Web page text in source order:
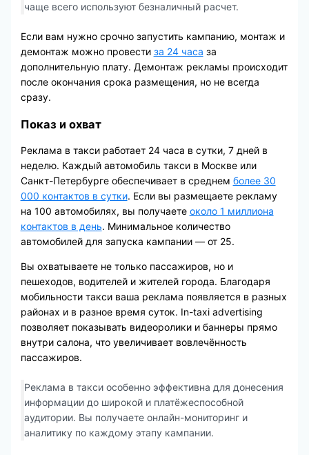
чаще всего используют безналичный расчет.
Если вам нужно срочно запустить кампанию, монтаж и
демонтаж можно провести за 24 часа за
дополнительную плату. Демонтаж рекламы происходит
после окончания срока размещения, но не всегда
сразу.
Показ и охват
Реклама в такси работает 24 часа в сутки, 7 дней в
неделю. Каждый автомобиль такси в Москве или
Санкт-Петербурге обеспечивает в среднем более 30
000 контактов в сутки. Если вы размещаете рекламу
на 100 автомобилях, вы получаете около 1 миллиона
контактов в день. Минимальное количество
автомобилей для запуска кампании — от 25.
Вы охватываете не только пассажиров, но и
пешеходов, водителей и жителей города. Благодаря
мобильности такси ваша реклама появляется в разных
районах и в разное время суток. In-taxi advertising
позволяет показывать видеоролики и баннеры прямо
внутри салона, что увеличивает вовлечённость
пассажиров.
Реклама в такси особенно эффективна для донесения
информации до широкой и платёжеспособной
аудитории. Вы получаете онлайн-мониторинг и
аналитику по каждому этапу кампании.